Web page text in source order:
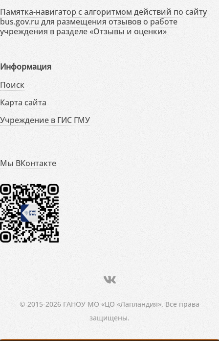
Памятка-навигатор с алгоритмом действий по сайту
bus.gov.ru для размещения отзывов о работе
учреждения в разделе «Отзывы и оценки»
Информация
Поиск
Карта сайта
Учреждение в ГИС ГМУ
Мы ВКонтакте
© 2015-2026 ГАНОУ МО «ЦО «Лапландия». Все права
защищены.